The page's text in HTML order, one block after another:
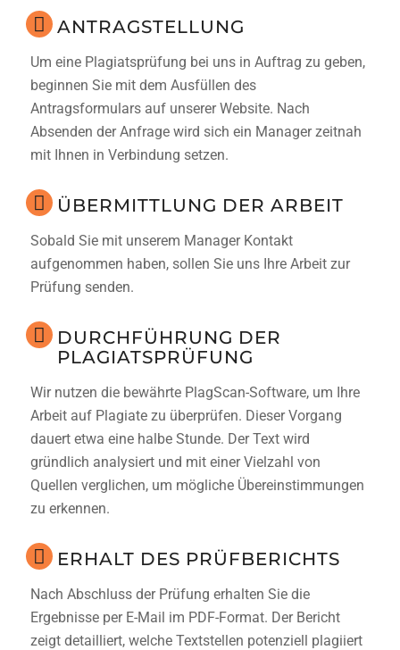
ANTRAGSTELLUNG
Um eine Plagiatsprüfung bei uns in Auftrag zu geben,
beginnen Sie mit dem Ausfüllen des
Antragsformulars auf unserer Website. Nach
Absenden der Anfrage wird sich ein Manager zeitnah
mit Ihnen in Verbindung setzen.
ÜBERMITTLUNG DER ARBEIT
Sobald Sie mit unserem Manager Kontakt
aufgenommen haben, sollen Sie uns Ihre Arbeit zur
Prüfung senden.
DURCHFÜHRUNG DER
PLAGIATSPRÜFUNG
Wir nutzen die bewährte PlagScan-Software, um Ihre
Arbeit auf Plagiate zu überprüfen. Dieser Vorgang
dauert etwa eine halbe Stunde. Der Text wird
gründlich analysiert und mit einer Vielzahl von
Quellen verglichen, um mögliche Übereinstimmungen
zu erkennen.
ERHALT DES PRÜFBERICHTS
Nach Abschluss der Prüfung erhalten Sie die
Ergebnisse per E-Mail im PDF-Format. Der Bericht
zeigt detailliert, welche Textstellen potenziell plagiiert